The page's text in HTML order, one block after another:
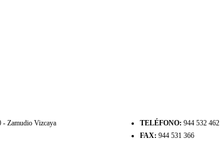
- Zamudio Vizcaya TELÉFONO: 944 532 462
FAX: 944 531 366